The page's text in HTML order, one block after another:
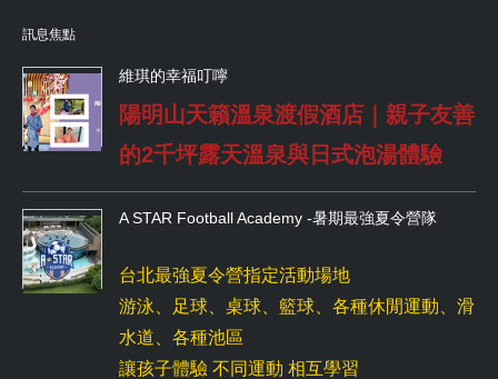
訊息焦點
維琪的幸福叮嚀
陽明山天籟溫泉渡假酒店｜親子友善
的2千坪露天溫泉與日式泡湯體驗
A STAR Football Academy -暑期最強夏令營隊
台北最強夏令營指定活動場地
游泳、足球、桌球、籃球、各種休閒運動、滑
水道、各種池區
讓孩子體驗 不同運動 相互學習